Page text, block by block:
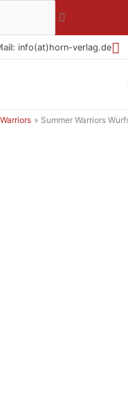
info(at)horn-verlag.de
Summer Warriors